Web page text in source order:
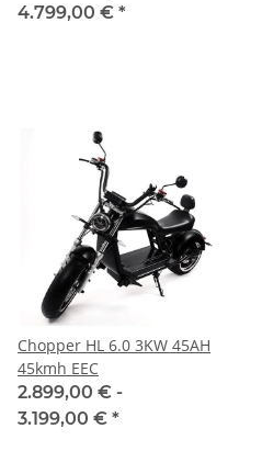
4.799,00 € *
Chopper HL 6.0 3KW 45AH
45kmh EEC
2.899,00 € -
3.199,00 € *